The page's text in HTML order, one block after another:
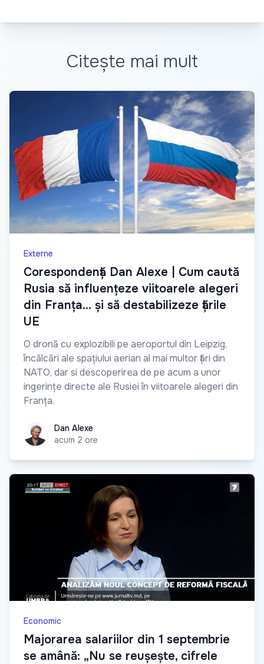
Citește mai mult
Externe
Сorespondență Dan Alexe | Cum caută
Rusia să influențeze viitoarele alegeri
din Franța… și să destabilizeze țările
UE
O dronă cu explozibili pe aeroportul din Leipzig,
încălcări ale spațiului aerian al mai multor țări din
NATO, dar si descoperirea de pe acum a unor
ingerințe directe ale Rusiei în viitoarele alegeri din
Franța.
Dan AlexeDan Alexe
acum 2 ore
Economic
Majorarea salariilor din 1 septembrie
se amână: „Nu se reușește, cifrele